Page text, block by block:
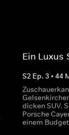
Ein
S2 Ep. 3 • 44
dicken SUV.
Porsche
einem